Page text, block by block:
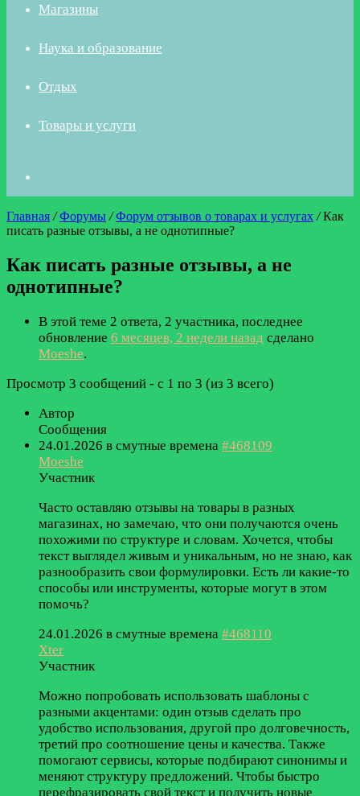
Магазины
Наука и образование
Отдых
Товары и услуги
Главная / Форумы / Форум отзывов о товарах и услугах / Как
писать разные отзывы, а не однотипные?
Как писать разные отзывы, а не
однотипные?
В этой теме 2 ответа, 2 участника, последнее
обновление 6 месяцев, 2 недели назад сделано
Moeshe.
Просмотр 3 сообщений - с 1 по 3 (из 3 всего)
Автор
Сообщения
24.01.2026 в смутные времена #468109
Moeshe
Участник
Часто оставляю отзывы на товары в разных
магазинах, но замечаю, что они получаются очень
похожими по структуре и словам. Хочется, чтобы
текст выглядел живым и уникальным, но не знаю, как
разнообразить свои формулировки. Есть ли какие-то
способы или инструменты, которые могут в этом
помочь?
24.01.2026 в смутные времена #468110
Xter
Участник
Можно попробовать использовать шаблоны с
разными акцентами: один отзыв сделать про
удобство использования, другой про долговечность,
третий про соотношение цены и качества. Также
помогают сервисы, которые подбирают синонимы и
меняют структуру предложений. Чтобы быстро
перефразировать свой текст и получить новые